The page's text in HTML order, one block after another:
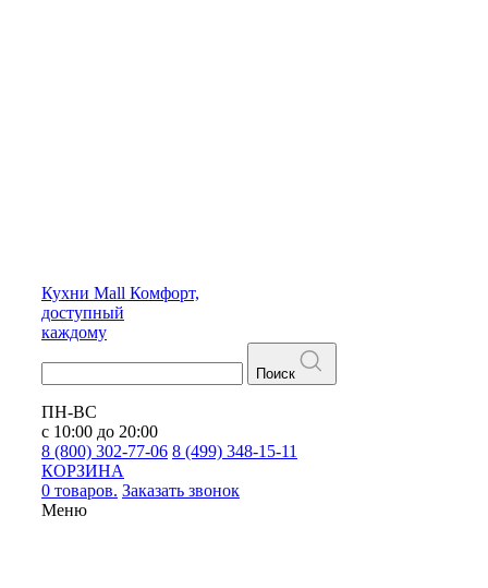
Кухни Mall Комфорт,
доступный
каждому
Поиск
ПН-ВС
с 10:00 до 20:00
8 (800) 302-77-06 8 (499) 348-15-11
КОРЗИНА
0 товаров. Заказать звонок
Меню